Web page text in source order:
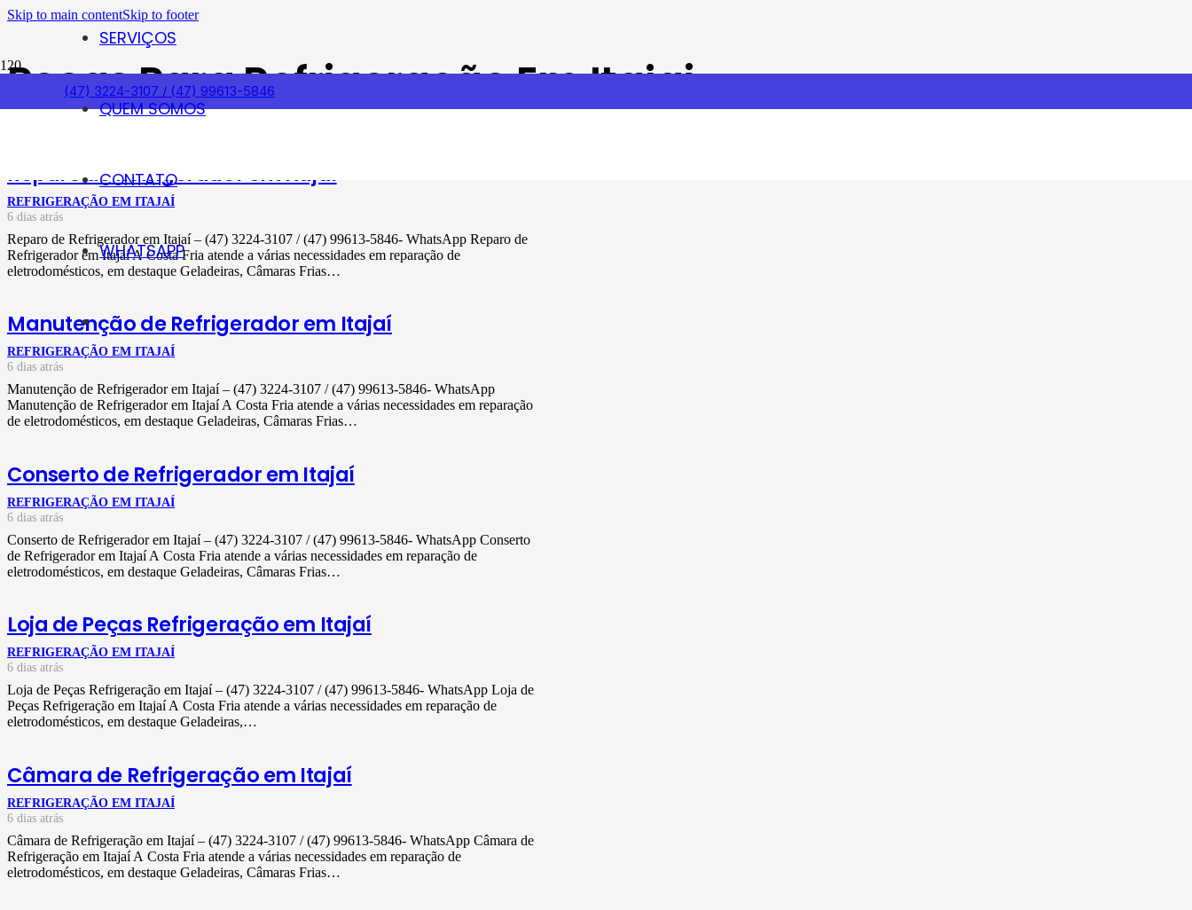
Skip to main contentSkip to footer
(47) 3224-3107 / (47) 99613-5846
SERVIÇOS
QUEM SOMOS
CONTATO
WHATSAPP
Peças Para Refrigeração Em Itajai
Reparo de Refrigerador em Itajaí
REFRIGERAÇÃO EM ITAJAÍ
6 dias atrás
Reparo de Refrigerador em Itajaí – (47) 3224-3107 / (47) 99613-5846- WhatsApp Reparo de
Refrigerador em Itajaí A Costa Fria atende a várias necessidades em reparação de
eletrodomésticos, em destaque Geladeiras, Câmaras Frias…
Manutenção de Refrigerador em Itajaí
REFRIGERAÇÃO EM ITAJAÍ
6 dias atrás
Manutenção de Refrigerador em Itajaí – (47) 3224-3107 / (47) 99613-5846- WhatsApp
Manutenção de Refrigerador em Itajaí A Costa Fria atende a várias necessidades em reparação
de eletrodomésticos, em destaque Geladeiras, Câmaras Frias…
Conserto de Refrigerador em Itajaí
REFRIGERAÇÃO EM ITAJAÍ
6 dias atrás
Conserto de Refrigerador em Itajaí – (47) 3224-3107 / (47) 99613-5846- WhatsApp Conserto
de Refrigerador em Itajaí A Costa Fria atende a várias necessidades em reparação de
eletrodomésticos, em destaque Geladeiras, Câmaras Frias…
Loja de Peças Refrigeração em Itajaí
REFRIGERAÇÃO EM ITAJAÍ
6 dias atrás
Loja de Peças Refrigeração em Itajaí – (47) 3224-3107 / (47) 99613-5846- WhatsApp Loja de
Peças Refrigeração em Itajaí A Costa Fria atende a várias necessidades em reparação de
eletrodomésticos, em destaque Geladeiras,…
Câmara de Refrigeração em Itajaí
REFRIGERAÇÃO EM ITAJAÍ
6 dias atrás
Câmara de Refrigeração em Itajaí – (47) 3224-3107 / (47) 99613-5846- WhatsApp Câmara de
Refrigeração em Itajaí A Costa Fria atende a várias necessidades em reparação de
eletrodomésticos, em destaque Geladeiras, Câmaras Frias…